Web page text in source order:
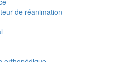
de réanimation